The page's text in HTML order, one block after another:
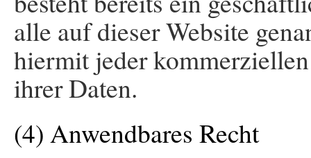
alle auf dieser Website
hiermit jeder
ihrer Daten.
(4) Anwendbares Recht